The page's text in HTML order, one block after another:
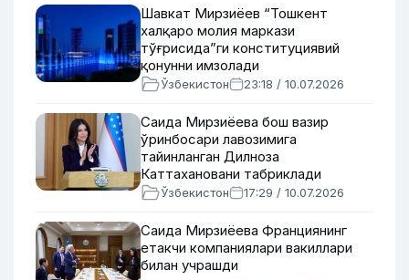
Шавкат Мирзиёев “Тошкент
халқаро молия маркази
тўғрисида”ги конституциявий
қонунни имзолади
Ўзбекистон 23:18 / 10.07.2026
Саида Мирзиёева бош вазир
ўринбосари лавозимига
тайинланган Дилноза
Каттахановани табриклади
Ўзбекистон 17:29 / 10.07.2026
Саида Мирзиёева Франциянинг
етакчи компаниялари вакиллари
билан учрашди